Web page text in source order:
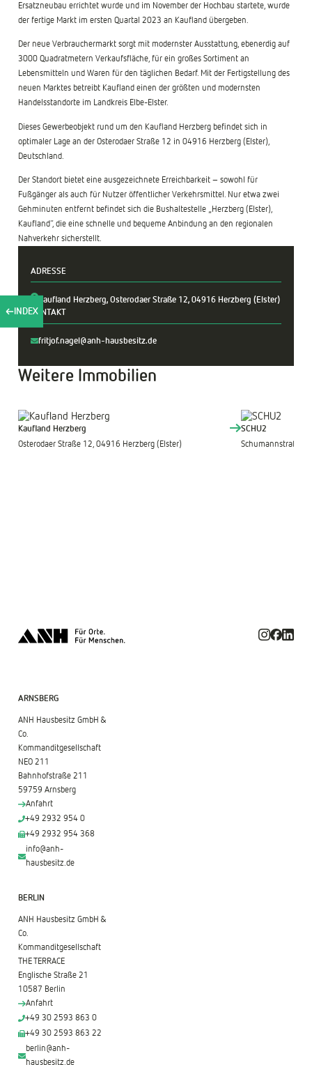
Ersatzneubau errichtet wurde und im November der Hochbau startete, wurde
der fertige Markt im ersten Quartal 2023 an Kaufland übergeben.
Der neue Verbrauchermarkt sorgt mit modernster Ausstattung, ebenerdig auf
3000 Quadratmetern Verkaufsfläche, für ein großes Sortiment an
Lebensmitteln und Waren für den täglichen Bedarf. Mit der Fertigstellung des
neuen Marktes betreibt Kaufland einen der größten und modernsten
Handelsstandorte im Landkreis Elbe-Elster.
Dieses Gewerbeobjekt rund um den Kaufland Herzberg befindet sich in
optimaler Lage an der Osterodaer Straße 12 in 04916 Herzberg (Elster),
Deutschland.
Der Standort bietet eine ausgezeichnete Erreichbarkeit – sowohl für
Fußgänger als auch für Nutzer öffentlicher Verkehrsmittel. Nur etwa zwei
Gehminuten entfernt befindet sich die Bushaltestelle „Herzberg (Elster),
Kaufland“, die eine schnelle und bequeme Anbindung an den regionalen
Nahverkehr sicherstellt.
+
−
ADRESSE
Kaufland Herzberg, Osterodaer Straße 12, 04916 Herzberg (Elster)
KONTAKT
fritjof.nagel@anh-hausbesitz.de
Weitere Immobilien
Kaufland Herzberg
Osterodaer Straße 12, 04916 Herzberg (Elster)
SCHU2
Schumannstraße
INDEX
ARNSBERG
ANH Hausbesitz GmbH &
Co.
Kommanditgesellschaft
NEO 211
Bahnhofstraße 211
59759 Arnsberg
Anfahrt
+49 2932 954 0
+49 2932 954 368
info@anh-
hausbesitz.de
BERLIN
ANH Hausbesitz GmbH &
Co.
Kommanditgesellschaft
THE TERRACE
Englische Straße 21
10587 Berlin
Anfahrt
+49 30 2593 863 0
+49 30 2593 863 22
berlin@anh-
hausbesitz.de